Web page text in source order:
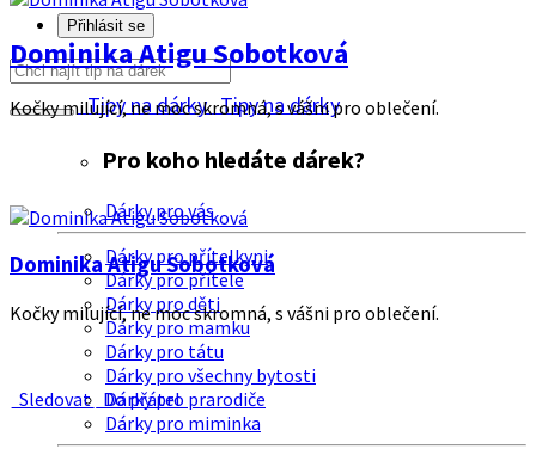
Přihlásit se
Tipy na dárkyTipy na dárky
Pro koho hledáte dárek?
Dárky pro vás
Dárky pro přítelkyni
Dárky pro přítele
Dárky pro děti
Dárky pro mamku
Dárky pro tátu
Dárky pro všechny bytosti
Dárky pro prarodiče
Dárky pro miminka
Dominika Atigu Sobotková
Kočky milující, ne moc skromná, s vášni pro oblečení.
Dominika Atigu Sobotková
Kočky milující, ne moc skromná, s vášni pro oblečení.
Sledovat Do přátel